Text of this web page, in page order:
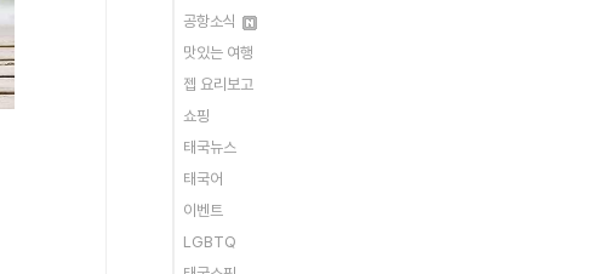
공항소식
맛있는 여행
젭 요리보고
쇼핑
태국뉴스
태국어
이벤트
LGBTQ